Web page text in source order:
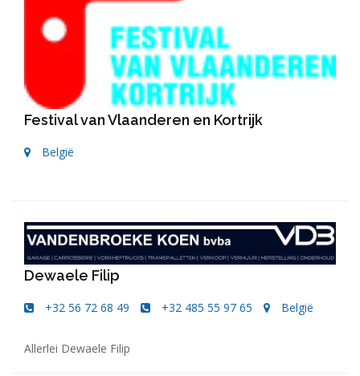
Festival van Vlaanderen en Kortrijk
België
Dewaele Filip
+32 56 72 68 49 +32 485 55 97 65 België
Allerlei Dewaele Filip